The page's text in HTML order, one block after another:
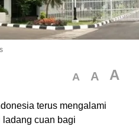
A A A
terus mengalami
ladang cuan bagi